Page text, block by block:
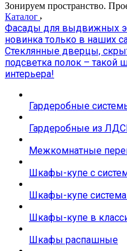
Зонируем пространство.
Каталог
Фасады для выдвижных
новинка только в наших
Стеклянные дверцы,
подсветка полок – такой
интерьера!
Гардеробные
Гардеробные из
Межкомнатные
Шкафы-купе с
Шкафы-купе
Шкафы-купе в
Шкафы распашные